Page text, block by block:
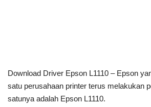
Download Driver Epson L1110 – Epson
satu perusahaan printer terus melakukan
satunya adalah Epson L1110.